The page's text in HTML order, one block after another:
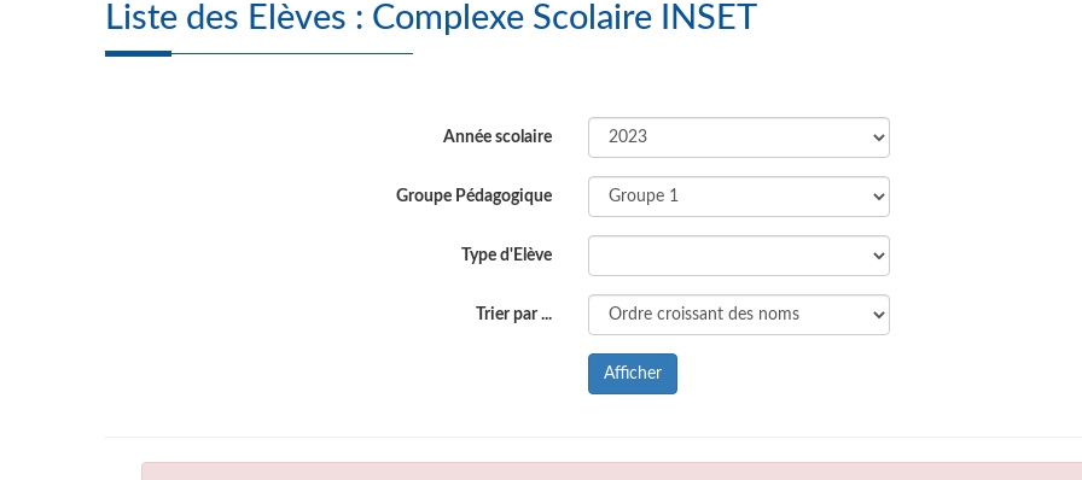
Liste des Elèves : Complexe Scolaire INSET
Année scolaire
Groupe Pédagogique
Type d'Elève
Trier par ...
Afficher